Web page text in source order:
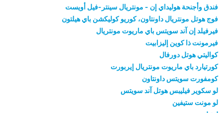
فندق وأجنحة هوليداي إن - مونتريال سينتر-فيل أويست
فوج هوتل مونتريال داونتاون، كوريو كوليكشن باي هيلتون
فيرفيلد إن آند سويتس باي ماريوت مونتريال
فيرمونت ذا كوين إليزابيت
كواليتي هوتل دورفال
كورتيارد باي ماريوت مونتريال إيربورت
كومفورت سويتس داونتاون
لو سكوير فيليبس هوتل آند سويتس
لو مونت ستيفين